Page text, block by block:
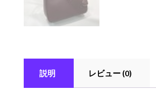
説明 レビュー (0)